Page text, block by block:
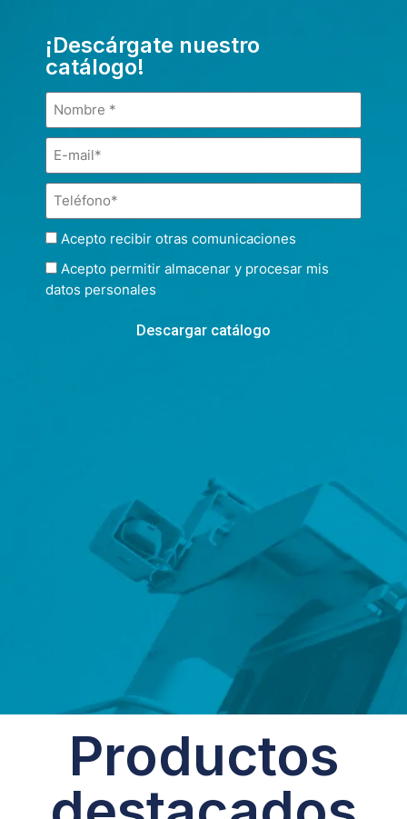
¡Descárgate nuestro
catálogo!
Acepto recibir otras comunicaciones
Acepto permitir almacenar y procesar mis
datos personales
Descargar catálogo
Productos